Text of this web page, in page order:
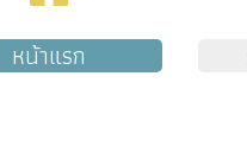
หน้าแรก